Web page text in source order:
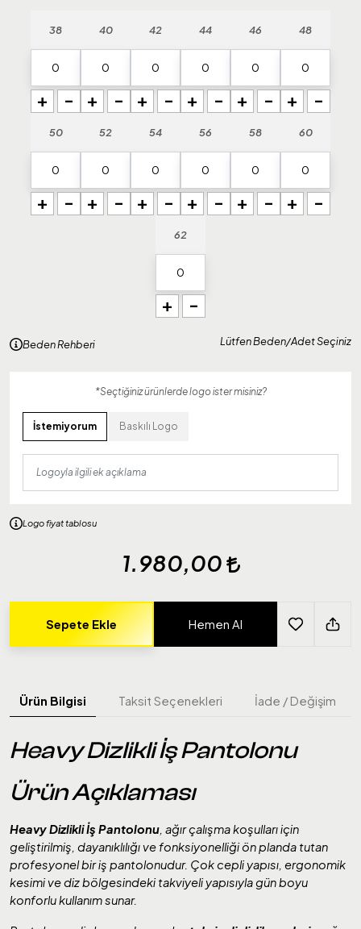
38
+ -
40
+ -
42
+ -
44
+ -
46
+ -
48
+ -
50
+ -
52
+ -
54
+ -
56
+ -
58
+ -
60
+ -
62
+ -
Beden Rehberi Lütfen Beden/Adet Seçiniz
*Seçtiğiniz ürünlerde logo ister misiniz?
İstemiyorum Baskılı Logo
Logo fiyat tablosu
1.980,00
Sepete Ekle Hemen Al
Ürün Bilgisi Taksit Seçenekleri İade / Değişim
Heavy Dizlikli İş Pantolonu
Ürün Açıklaması
Heavy Dizlikli İş Pantolonu , ağır çalışma koşulları için
geliştirilmiş, dayanıklılığı ve fonksiyonelliği ön planda tutan
profesyonel bir iş pantolonudur. Çok cepli yapısı, ergonomik
kesimi ve diz bölgesindeki takviyeli yapısıyla gün boyu
konforlu kullanım sunar.